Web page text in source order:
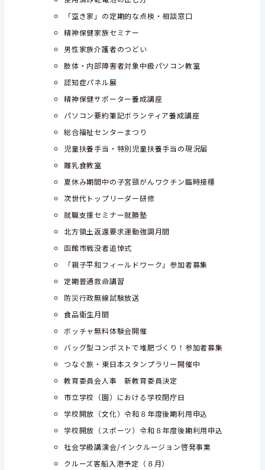
「空き家」の定期的な点検・相談窓口
精神保健家族セミナー
男性家族介護者のつどい
肢体・内部障害者対象中級パソコン教室
認知症パネル展
精神保健サポーター養成講座
パソコン要約筆記ボランティア養成講座
総合福祉センターまつり
児童扶養手当・特別児童扶養手当の現況届
離乳食教室
夏休み期間中の子宮頸がんワクチン臨時接種
次世代トップリーダー研修
就職支援セミナー就勝塾
北方領土返還要求運動強調月間
函館市戦没者追悼式
「親子平和フィールドワーク」参加者募集
定期普通救命講習
防災行政無線試験放送
食品衛生月間
ボッチャ無料体験会開催
バッグ型コンポストで堆肥づくり！参加者募集
つなぐ旅・東日本スタンプラリー開催中
教育委員会人事 新教育委員決定
市立学校（園）における学校閉庁日
学校開放（文化）令和８年度後期利用申込
学校開放（スポーツ）令和８年度後期利用申込
社会学級講演会/インクルージョン啓発事業
クルーズ客船入港予定（８月）